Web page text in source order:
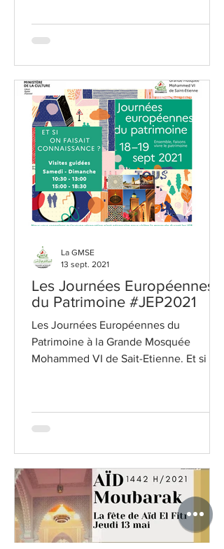
Les Journées Européennes
du Patrimoine #JEP2021
Les Journées Européennes du
Patrimoine à la Grande Mosquée
Mohammed VI de Sait-Etienne. Et si on
La GMSE
13 sept. 2021